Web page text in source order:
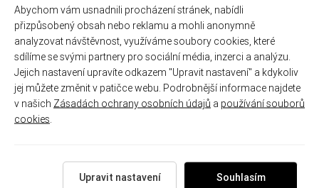
materiál:
stříbro
ryzosti
925/1000
abstraktní
energetický
symbol
osobní
interpretaci
rovnováhy,
stability a
klidu
design
Rozměr přívěsku: 1.7 cm ( s očkem 2.2 cm ) x 1.1 cm
Hmotnost přívěsku: 1.5 g
Abychom vám usnadnili procházení stránek, nabídli
přizpůsobený obsah nebo reklamu a mohli anonymně
analyzovat návštěvnost, využíváme soubory cookies, které
sdílíme se svými partnery pro sociální média, inzerci a analýzu.
Jejich nastavení upravíte odkazem "Upravit nastavení" a kdykoliv
jej můžete změnit v patičce webu. Podrobnější informace najdete
v našich Zásadách ochrany osobních údajů a používání souborů
cookies
Upravit nastavení Souhlasím